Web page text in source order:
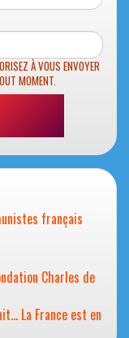
À VOUS ENVOYER
MOMENT.
français
Charles de
La France est en